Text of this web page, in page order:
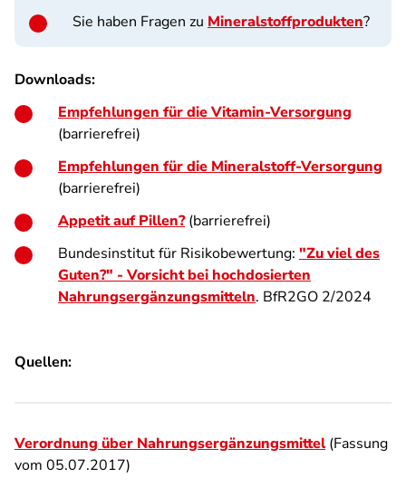
Sie haben Fragen zu Mineralstoffprodukten?
Downloads:
Empfehlungen für die Vitamin-Versorgung
(barrierefrei)
Empfehlungen für die Mineralstoff-Versorgung
(barrierefrei)
Appetit auf Pillen?(barrierefrei)
Bundesinstitut für Risikobewertung: "Zu viel des
Guten?" - Vorsicht bei hochdosierten
Nahrungsergänzungsmitteln. BfR2GO 2/2024
Quellen:
Verordnung über Nahrungsergänzungsmittel(Fassung
vom 05.07.2017)